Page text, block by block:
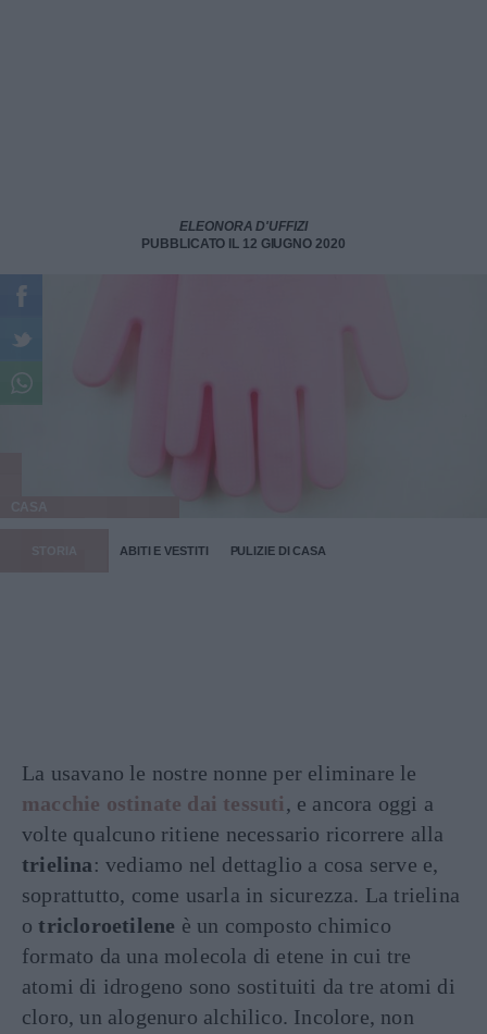
ELEONORA D'UFFIZI
PUBBLICATO IL 12 GIUGNO 2020
ABITI E VESTITI PULIZIE DI CASA
La usavano le nostre nonne per eliminare le
macchie ostinate dai tessuti, e ancora oggi a
volte qualcuno ritiene necessario ricorrere alla
trielina: vediamo nel dettaglio a cosa serve e,
soprattutto, come usarla in sicurezza. La trielina
otricloroetilene è un composto chimico
formato da una molecola di etene in cui tre
atomi di idrogeno sono sostituiti da tre atomi di
cloro, un alogenuro alchilico. Incolore, non